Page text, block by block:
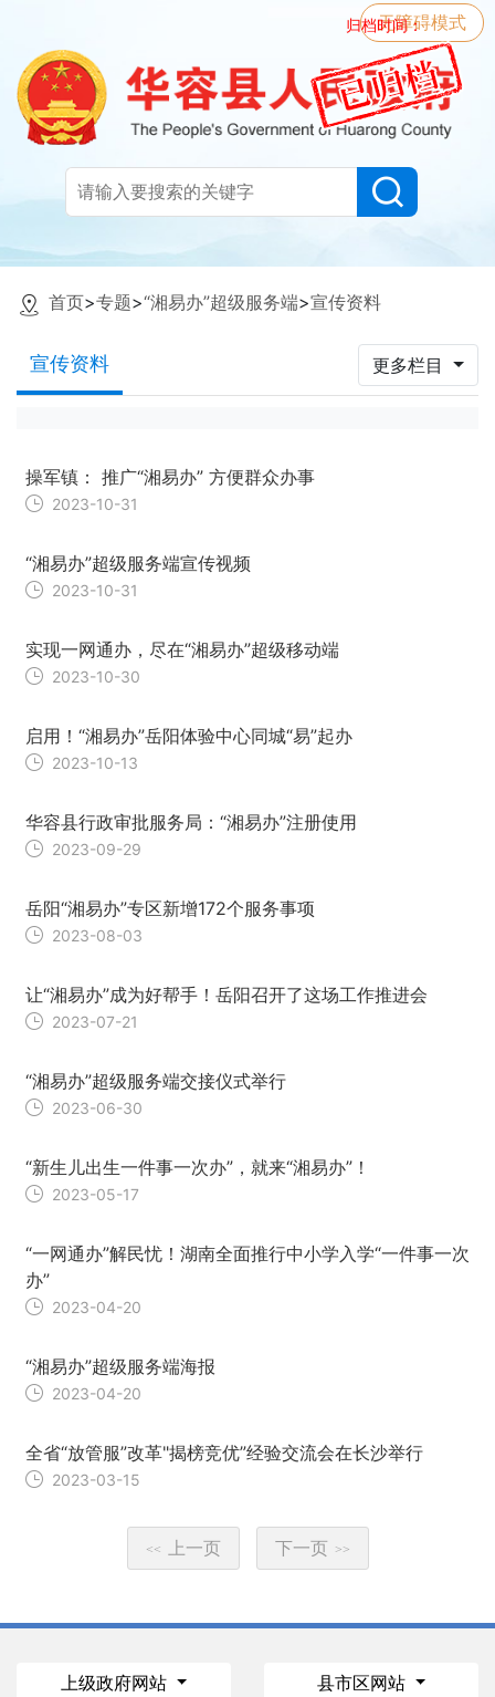
归档时间：
无障碍模式
首页>专题>“湘易办”超级服务端>宣传资料
宣传资料 更多栏目
操军镇： 推广“湘易办” 方便群众办事
2023-10-31
“湘易办”超级服务端宣传视频
2023-10-31
实现一网通办，尽在“湘易办”超级移动端
2023-10-30
启用！“湘易办”岳阳体验中心同城“易”起办
2023-10-13
华容县行政审批服务局：“湘易办”注册使用
2023-09-29
岳阳“湘易办”专区新增172个服务事项
2023-08-03
让“湘易办”成为好帮手！岳阳召开了这场工作推进会
2023-07-21
“湘易办”超级服务端交接仪式举行
2023-06-30
“新生儿出生一件事一次办”，就来“湘易办”！
2023-05-17
“一网通办”解民忧！湖南全面推行中小学入学“一件事一次
办”
2023-04-20
“湘易办”超级服务端海报
2023-04-20
全省“放管服”改革"揭榜竞优”经验交流会在长沙举行
2023-03-15
<< 上一页 下一页 >>
上级政府网站 县市区网站